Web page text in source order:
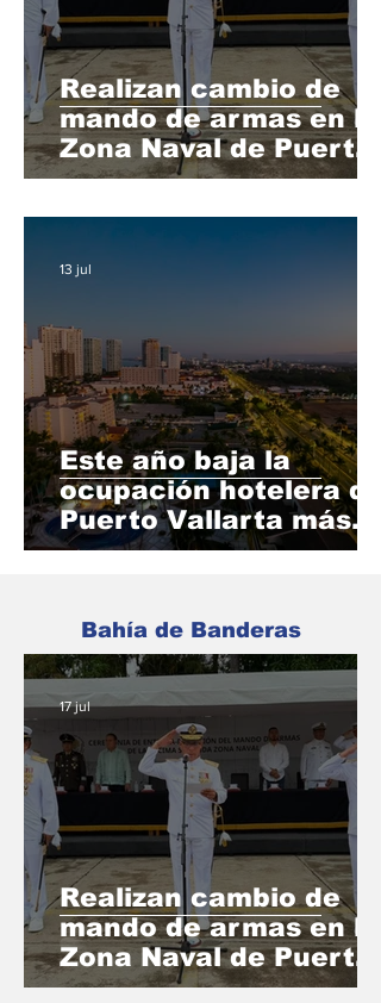
Realizan cambio de
mando de armas en la
Zona Naval de Puerto
Vallarta
Este año baja la
ocupación hotelera de
Puerto Vallarta más
de 7 puntos
13 jul
Bahía de Banderas
Realizan cambio de
mando de armas en la
Zona Naval de Puerto
Vallarta
17 jul